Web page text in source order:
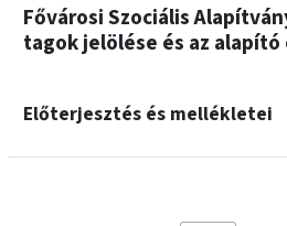
Fővárosi Szociális
tagok jelölése és az
Előterjesztés és mellékletei